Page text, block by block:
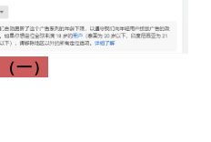
（一）